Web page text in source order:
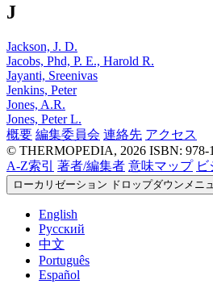
J
Jackson, J. D.
Jacobs, Phd, P. E., Harold R.
Jayanti, Sreenivas
Jenkins, Peter
Jones, A.R.
Jones, Peter L.
概要 編集委員会 連絡先 アクセス
© THERMOPEDIA, 2026 ISBN: 978-
A-Z索引
著者/編集者 意味マップ
ローカリゼーション ドロップダウンメニ
English
Русский
中文
Português
Español